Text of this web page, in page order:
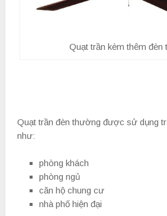
Quạt trần kèm thêm đèn
Quạt trần đèn thường được sử dụng
như:
phòng khách
phòng ngủ
căn hộ chung cư
nhà phố hiện đại